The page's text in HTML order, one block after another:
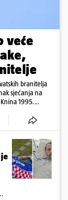
veće
branitelja
sjećanja na
1995.
je